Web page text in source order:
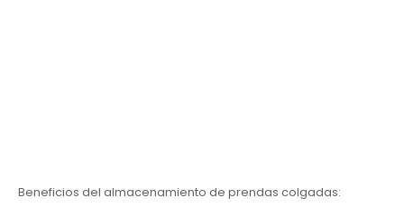
Beneficios del almacenamiento de prendas colgadas: